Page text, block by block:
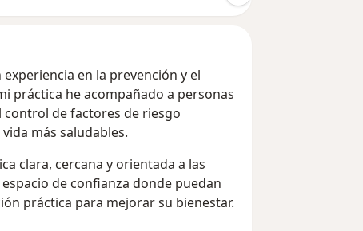
en la prevención y el
práctica he acompañado a personas
control de factores de riesgo
más saludables.
clara, cercana y orientada a las
de confianza donde puedan
práctica para mejorar su bienestar.